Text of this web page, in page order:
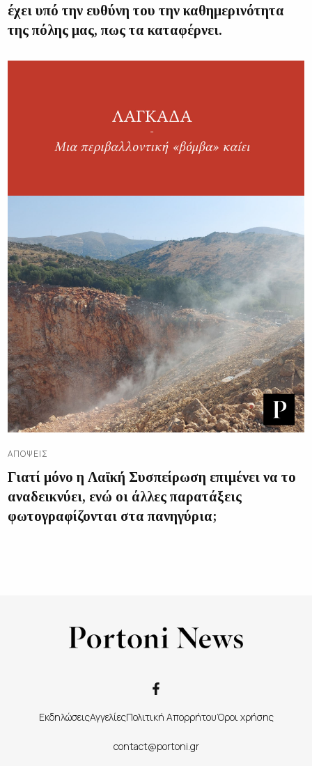
έχει υπό την ευθύνη του την καθημερινότητα
της πόλης μας, πως τα καταφέρνει.
ΑΠΌΨΕΙΣ
Γιατί μόνο η Λαϊκή Συσπείρωση επιμένει να το
αναδεικνύει, ενώ οι άλλες παρατάξεις
φωτογραφίζονται στα πανηγύρια;
ΕκδηλώσειςΑγγελίεςΠολιτική ΑπορρήτουΌροι χρήσης
contact@portoni.gr